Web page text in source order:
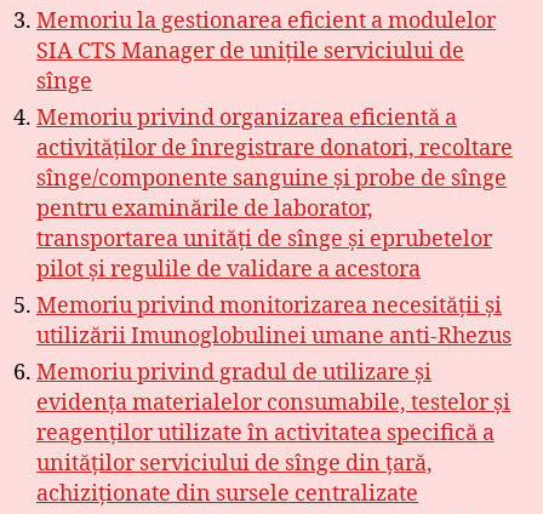
Memoriu la gestionarea eficient a modulelor
SIA CTS Manager de unițile serviciului de
sînge
Memoriu privind organizarea eficientă a
activităților de înregistrare donatori, recoltare
sînge/componente sanguine și probe de sînge
pentru examinările de laborator,
transportarea unități de sînge și eprubetelor
pilot și regulile de validare a acestora
Memoriu privind monitorizarea necesității și
utilizării Imunoglobulinei umane anti-Rhezus
Memoriu privind gradul de utilizare și
evidența materialelor consumabile, testelor și
reagenților utilizate în activitatea specifică a
unităților serviciului de sînge din țară,
achiziționate din sursele centralizate